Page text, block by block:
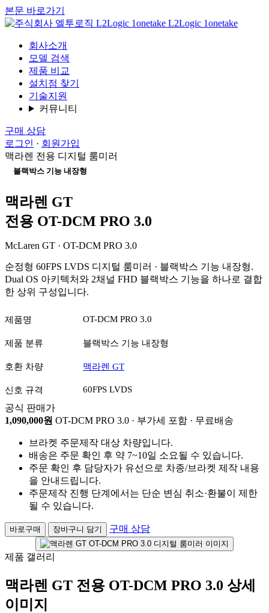
본문 바로가기
L2Logic 1onetake
회사소개
모델 검색
제품 비교
설치점 찾기
기술지원
커뮤니티
구매 상담
로그인 · 회원가입
맥라렌 전용 디지털 룸미러
블랙박스 기능 내장형
맥라렌 GT
전용 OT-DCM PRO 3.0
McLaren GT · OT-DCM PRO 3.0
순정형 60FPS LVDS 디지털 룸미러 · 블랙박스 기능 내장형.
Dual OS 아키텍처와 2채널 FHD 블랙박스 기능을 하나로 결합
한 상위 구성입니다.
제품명 OT-DCM PRO 3.0
제품 분류 블랙박스 기능 내장형
호환 차량 맥라렌 GT
신호 규격 60FPS LVDS
공식 판매가
1,090,000원 OT-DCM PRO 3.0 · 부가세 포함 · 무료배송
브라켓 주문제작 대상 차량입니다.
배송은 주문 확인 후 약 7~10일 소요될 수 있습니다.
주문 확인 후 담당자가 유선으로 차종/브라켓 제작 내용
을 안내드립니다.
주문제작 진행 단계에서는 단순 변심 취소·환불이 제한
될 수 있습니다.
바로구매 장바구니 담기 구매 상담
제품 갤러리
맥라렌 GT 전용 OT-DCM PRO 3.0 상세
이미지